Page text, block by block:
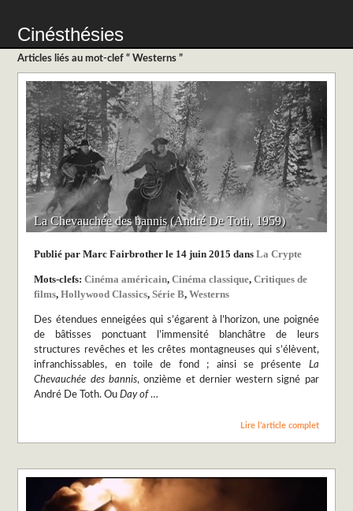
Cinésthésies
Articles liés au mot-clef “ Westerns ”
La Chevauchée des bannis (André De Toth, 1959)
Publié par Marc Fairbrother le 14 juin 2015 dansLa Crypte
Mots-clefs:Cinéma américain,Cinéma classique,Critiques de
films,Hollywood Classics,Série B,Westerns
Des étendues enneigées qui s’égarent à l’horizon, une poignée
de bâtisses ponctuant l’immensité blanchâtre de leurs
structures revêches et les crêtes montagneuses qui s’élèvent,
infranchissables, en toile de fond ; ainsi se présente La
Chevauchée des bannis, onzième et dernier western signé par
André De Toth. OuDay of …
Lire l’article complet